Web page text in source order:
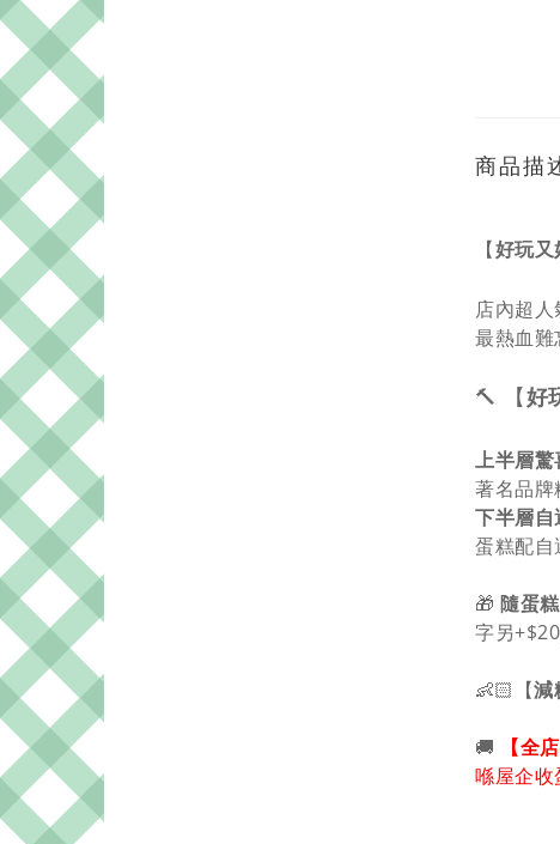
商品描
【好玩又
店內超
最熱血難
🔨 【好
上半層驚
著名品牌
下半層自
蛋糕配自
🎁 隨蛋
字另+$20
👶🏻 【減
🚚 【全
喺屋企收